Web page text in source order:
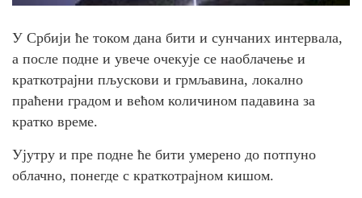
У Србији ће током дана бити и сунчаних интервала,
а после подне и увече очекује се наоблачење и
краткотрајни пљускови и грмљавина, локално
праћени градом и већом количином падавина за
кратко време.
Ујутру и пре подне ће бити умерено до потпуно
облачно, понегде с краткотрајном кишом.